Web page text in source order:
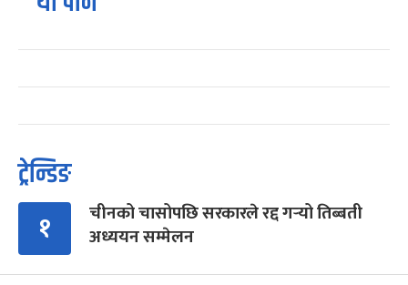
ट्रेन्डिङ
१
चीनको चासोपछि सरकारले रद्द गर्‍यो तिब्बती
अध्ययन सम्मेलन